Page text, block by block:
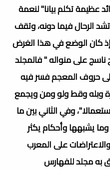
عظيمة تكلم بيانا" لنعمة
الرحال فيما دونه، وتقف
كان الوضع في هذا الغرض
على منواله " فالمجلد
حروف المعجم فسر فيه
وبله وقط ولو ومن ويجمع
أحياناً" ما يزيد على 15 استعمالا"، وفي الثاني بين ما
يشبهها وأحكام يكثر
على المعرب
به مجلد للفهارس